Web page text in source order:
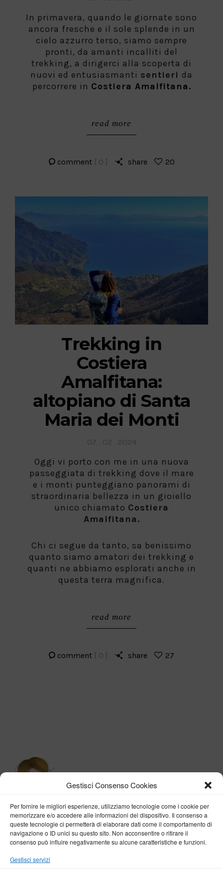
Gestisci Consenso Cookies
Per fornire le migliori esperienze, utilizziamo tecnologie come i cookie per
memorizzare e/o accedere alle informazioni del dispositivo. Il consenso a
queste tecnologie ci permetterà di elaborare dati come il comportamento di
navigazione o ID unici su questo sito. Non acconsentire o ritirare il
consenso può influire negativamente su alcune caratteristiche e funzioni.
Gestisci servizi
In primavera, quando le giornate sono
ancora fresche e il sole splende in un
cielo azzurro terso, siamo sempre
pronti, da amanti incalliti del
trekking, a dirigerci alla scoperta di
nuovi ed entusiasmanti sentieri da
percorrere in Costiera Amalfitana.
read more
comment [ 0 ] share 20
Trekking in
Costiera
Amalfitana:
altopiano di Santa
Maria dei Monti
Oggi vi porto con me in una nuova
passeggiata di trekking dove il mare
e i monti punteggiano panorami di
straordinaria bellezza in un gioiello
unico chiamato Costiera
Amalfitana.
Chi ci segue da tanto, sa benissimo
quanto siamo amatori dei trekking e
quanti ne abbiamo esplorati anche in
questa terra magnifica.
read more
comment [ 0 ] share 27
BY VERONICA D'ONOFRIO